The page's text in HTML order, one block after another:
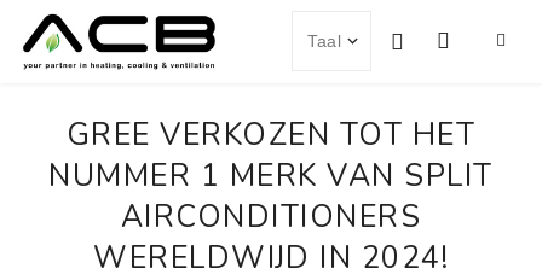
GREE VERKOZEN TOT HET
NUMMER 1 MERK VAN SPLIT
AIRCONDITIONERS
WERELDWIJD IN 2024!